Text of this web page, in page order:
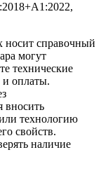
носит справочный
могут
технические
и оплаты.
вносить
технологию
свойств.
наличие